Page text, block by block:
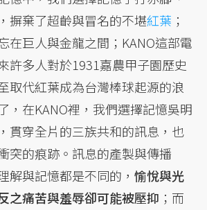
摒棄了超齡與冒名的不堪紅葉 ；
在巨人與金龍之間；KANO這部電
許多人對於1931嘉農甲子園歷史
取代紅葉成為台灣棒球起源的浪
，在KANO裡，我們選擇記憶吳明
貫穿全片的三族共和的訊息，也
突的痕跡。訊息的產製與傳播
解與記憶都是不同的，愉悅與光
之痛苦與羞辱卻可能被壓抑 ；而